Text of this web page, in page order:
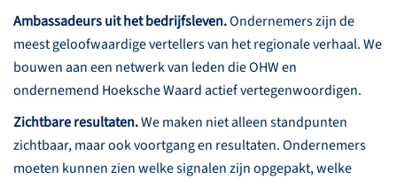
Ambassadeurs uit het bedrijfsleven.Ondernemers zijn de
meest geloofwaardige vertellers van het regionale verhaal. We
bouwen aan een netwerk van leden die OHW en
ondernemend Hoeksche Waard actief vertegenwoordigen.
Zichtbare resultaten.We maken niet alleen standpunten
zichtbaar, maar ook voortgang en resultaten. Ondernemers
moeten kunnen zien welke signalen zijn opgepakt, welke